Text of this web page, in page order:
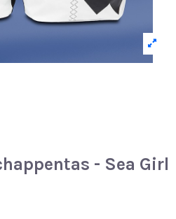
- Sea Girl